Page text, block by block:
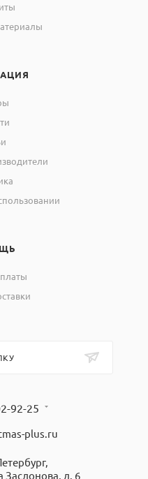
92-25
plus.ru
Заслонова, д. 6